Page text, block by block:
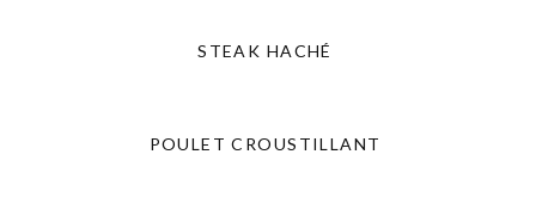
STEAK HACHÉ
POULET CROUSTILLANT